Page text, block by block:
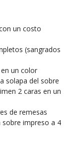
un costo
(sangrados
un color
solapa del sobre
2 caras en un
de remesas
sobre impreso a 4